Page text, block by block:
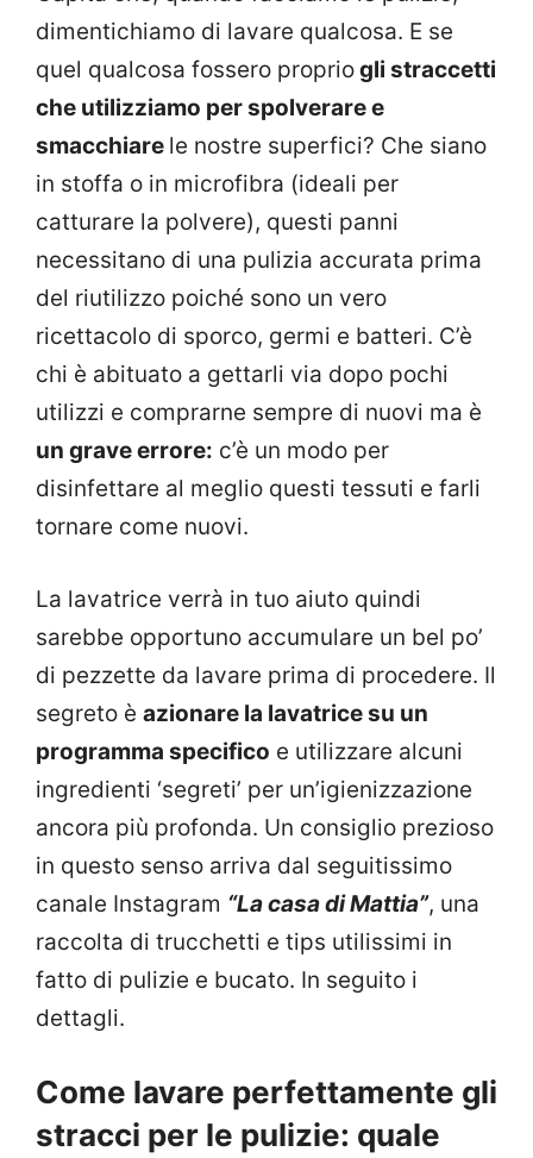
dimentichiamo di lavare qualcosa. E se
quel qualcosa fossero propriogli straccetti
che utilizziamo per spolverare e
smacchiare le nostre superfici? Che siano
in stoffa o in microfibra (ideali per
catturare la polvere), questi panni
necessitano di una pulizia accurata prima
del riutilizzo poiché sono un vero
ricettacolo di sporco, germi e batteri. C’è
chi è abituato a gettarli via dopo pochi
utilizzi e comprarne sempre di nuovi ma è
un grave errore: c’è un modo per
disinfettare al meglio questi tessuti e farli
tornare come nuovi.
La lavatrice verrà in tuo aiuto quindi
sarebbe opportuno accumulare un bel po’
di pezzette da lavare prima di procedere. Il
segreto è azionare la lavatrice su un
programma specifico e utilizzare alcuni
ingredienti ‘segreti’ per un’igienizzazione
ancora più profonda. Un consiglio prezioso
in questo senso arriva dal seguitissimo
canale Instagram “La casa di Mattia”, una
raccolta di trucchetti e tips utilissimi in
fatto di pulizie e bucato. In seguito i
dettagli.
Come lavare perfettamente gli
stracci per le pulizie: quale